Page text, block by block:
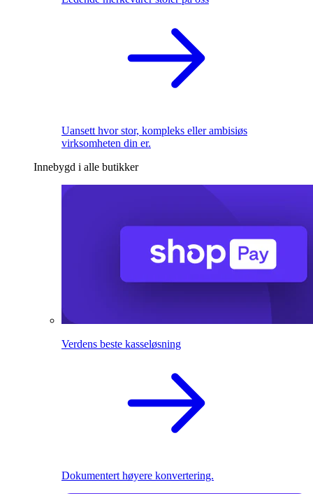
Uansett hvor stor, kompleks eller ambisiøs
virksomheten din er.
Innebygd i alle butikker
Verdens beste kasseløsning
Dokumentert høyere konvertering.